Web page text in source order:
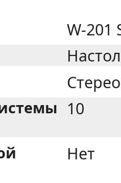
W-201
Стерео
10
Нет